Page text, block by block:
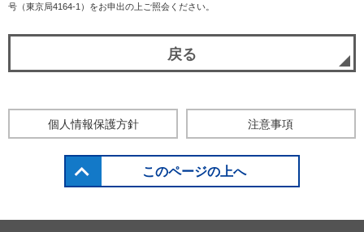
号（東京局4164-1）をお申出の上ご照会ください。
戻る
個人情報保護方針 注意事項
このページの上へ